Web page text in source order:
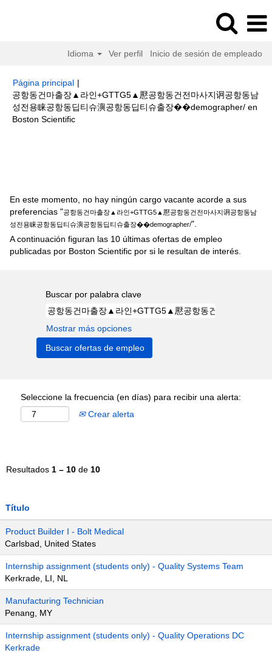
Idioma Ver perfil Inicio de sesión de empleado
Página principal |
공항동건마출장▲라인+GTTG5▲懕공항동건전마사지诇공항동남
성전용睐공항동딥티슈㵰공항동딥티슈출장��demographer/ en
Boston Scientific(página
En este momento, no hay ningún cargo vacante acorde a sus
preferencias "공항동건마출장▲라인+GTTG5▲懕공항동건전마사지诇공항동남
성전용睐공항동딥티슈㵰공항동딥티슈출장��demographer/".
A continuación figuran las 10 últimas ofertas de empleo
publicadas por Boston Scientific por si le resultan de interés.
Buscar por palabra clave
Mostrar más opciones
Seleccione la frecuencia (en días) para recibir una alerta:
Crear alerta
Resultados 1 – 10 de 10
Título
Product Builder I - Bolt Medical
Carlsbad, United States
Internship assignment (students only) - Quality Systems Team
Kerkrade, LI, NL
Manufacturing Technician
Penang, MY
Internship assignment (students only) - Quality Operations DC
Kerkrade